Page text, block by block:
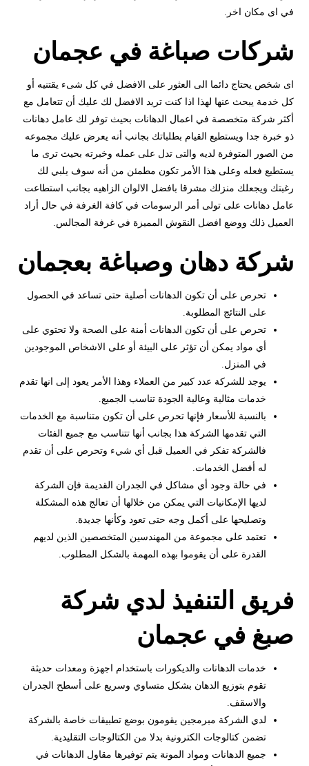
في اى مكان اخر.
شركات صباغة في عجمان
اى شخص يحتاج دائما الى العثور على الافضل في كل شىء يقتنيه أو
كل خدمة يبحث عنها لهذا اذا كنت تريد الافضل لك عليك أن تتعامل مع
أكثر شركة متخصصة في اعمال الدهانات بحيث توفر لك عامل دهانات
ذو خبرة جدا ويستطيع القيام بطلباتك بجانب أنه يعرض عليك مجموعه
من الصور المتوفرة لديه والتى تدل على عمله وخبرته بحيث ترى ما
يستطيع فعله وعلى هذا الأمر تكون مطمئن من أنه سوف يلبي لك
رغبتك ويجعلك منزلك مشرقا بافضل الالوان الزاهيه بجانب استطاعت
عامل دهانات على تولى أمر الرسومات في كافة الغرفة في حال أراد
العميل ذلك ووضع افضل النقوش المميزة في غرفة المجالس.
شركة دهان وصباغة بعجمان
تحرص على أن تكون الدهانات أصلية حتى تساعد في الحصول
على النتائج المطلوبة.
تحرص على أن تكون الدهانات أمنة على الصحة ولا تحتوي على
أي مواد يمكن أن تؤثر على البيئة أو على الاشخاص الموجودين
في المنزل.
يوجد للشركة عدد كبير من العملاء وهذا الأمر يعود إلى انها تقدم
خدمات مثالية وعالية الجودة تناسب الجميع.
بالنسبة للأسعار فإنها تحرص على أن تكون متناسبة مع الخدمات
التي تقدمها الشركة هذا بجانب أنها تتناسب مع جميع الفئات
فالشركة تفكر في العميل قبل أي شيء وتحرص على أن تقدم
له أفضل الخدمات.
في حالة وجود أي مشاكل في الجدران القديمة فإن الشركة
لديها الإمكانيات التي يمكن من خلالها أن تعالج هذه المشكلة
وتصليحها على أكمل وجه حتى تعود وكأنها جديدة.
تعتمد على مجموعة من المهندسين المتخصصين الذين لديهم
القدرة على أن يقوموا بهذه المهمة بالشكل المطلوب.
فريق التنفيذ لدي شركة
صبغ في عجمان
خدمات الدهانات والديكورات باستخدام اجهزة ومعدات حديثة
تقوم بتوزيع الدهان بشكل متساوي وسريع على أسطح الجدران
والاسقف.
لدي الشركة مبرمجين يقومون بوضع تطبيقات خاصة بالشركة
تضمن كتالوجات الكترونية بدلا من الكتالوجات التقليدية.
جميع الدهانات ومواد المونة يتم توفيرها مقاول الدهانات في